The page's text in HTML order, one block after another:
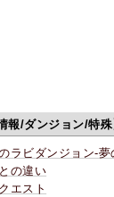
報/ダンジョン/特
ラビダンジョン-夢
の違い
エスト